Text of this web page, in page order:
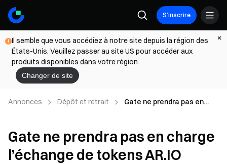
S’inscrire
Il semble que vous accédiez à notre site depuis la région des
États-Unis. Veuillez passer au site US pour accéder aux
produits disponibles dans votre région.
Changer de site
Annonces Dépôt et retrait
Gate ne prendra pas en
procédera à la radiation du
marché de trading
Gate ne prendra pas en charge
l’échange de tokens AR.IO